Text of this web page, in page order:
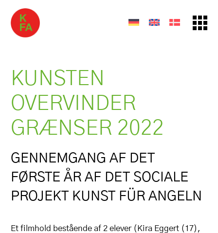
KUNSTEN
OVERVINDER
GRÆNSER 2022
GENNEMGANG AF DET
FØRSTE ÅR AF DET SOCIALE
PROJEKT KUNST FÜR ANGELN
Et filmhold bestående af 2 elever (Kira Eggert (17),